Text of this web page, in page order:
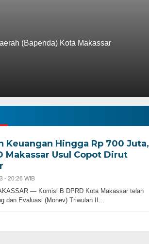
(Bapenda) Kota Makassar
Keuangan Hingga Rp 700 Juta,
Makassar Usul Copot Dirut
- 20:26 WIB
— Komisi B DPRD Kota Makassar telah
dan Evaluasi (Monev) Triwulan II…